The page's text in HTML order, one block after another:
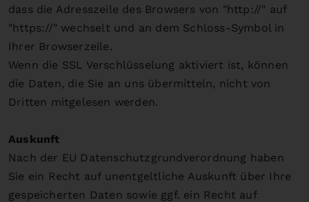
dass die Adresszeile des Browsers von "http://" auf
"https://" wechselt und an dem Schloss-Symbol in
Ihrer Browserzeile.
Wenn die SSL Verschlüsselung aktiviert ist, können
die Daten, die Sie an uns übermitteln, nicht von
Dritten mitgelesen werden.
Auskunft
Nach der EU Datenschutzgrundverordnung haben
Sie ein Recht auf unentgeltliche Auskunft über Ihre
gespeicherten Daten sowie ggf. ein Recht auf